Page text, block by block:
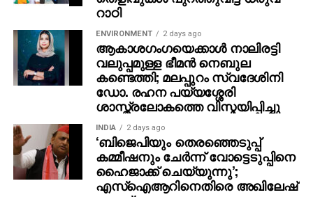
ഡോ. രഹന പയ്യശ്ശേരി
ശാസ്ത്രലോകത്തെ വിസ്മയിപ്പിച്ചു
INDIA 2 days ago
‘ബിജെപിയും തെരഞ്ഞെടുപ്പ്
കമ്മീഷനും ചേർന്ന് വോട്ടെടുപ്പിനെ
ഹൈജാക്ക് ചെയ്യുന്നു’;
എസ്ഐആറിനെതിരെ അഖിലേഷ്
യാദവ്
INDIA 3 days ago
‘പൗരത്വം നിര്‍ണ്ണയിക്കാന്‍
ബിഎല്‍ഒയ്ക്ക് അധികാരമില്ല’;
സുപ്രീംകോടതിയോട് സിബലും